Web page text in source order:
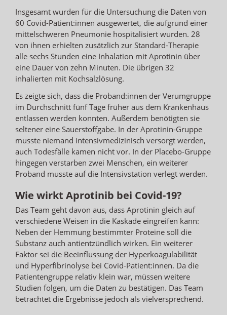
Insgesamt wurden für die Untersuchung die Daten von
60 Covid-Patient:innen ausgewertet, die aufgrund einer
mittelschweren Pneumonie hospitalisiert wurden. 28
von ihnen erhielten zusätzlich zur Standard-Therapie
alle sechs Stunden eine Inhalation mit Aprotinin über
eine Dauer von zehn Minuten. Die übrigen 32
inhalierten mit Kochsalzlösung.
Es zeigte sich, dass die Proband:innen der Verumgruppe
im Durchschnitt fünf Tage früher aus dem Krankenhaus
entlassen werden konnten. Außerdem benötigten sie
seltener eine Sauerstoffgabe. In der Aprotinin-Gruppe
musste niemand intensivmedizinisch versorgt werden,
auch Todesfälle kamen nicht vor. In der Placebo-Gruppe
hingegen verstarben zwei Menschen, ein weiterer
Proband musste auf die Intensivstation verlegt werden.
Wie wirkt Aprotinib bei Covid-19?
Das Team geht davon aus, dass Aprotinin gleich auf
verschiedene Weisen in die Kaskade eingreifen kann:
Neben der Hemmung bestimmter Proteine soll die
Substanz auch antientzündlich wirken. Ein weiterer
Faktor sei die Beeinflussung der Hyperkoagulabilität
und Hyperfibrinolyse bei Covid-Patient:innen. Da die
Patientengruppe relativ klein war, müssen weitere
Studien folgen, um die Daten zu bestätigen. Das Team
betrachtet die Ergebnisse jedoch als vielversprechend.